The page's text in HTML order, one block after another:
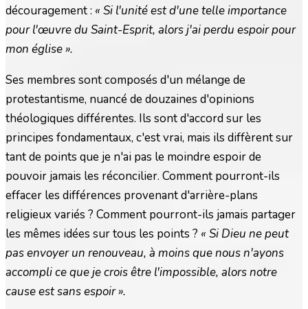
découragement : « Si l'unité est d'une telle importance
pour l'œuvre du Saint-Esprit, alors j'ai perdu espoir pour
mon église ».
Ses membres sont composés d'un mélange de
protestantisme, nuancé de douzaines d'opinions
théologiques différentes. Ils sont d'accord sur les
principes fondamentaux, c'est vrai, mais ils diffèrent sur
tant de points que je n'ai pas le moindre espoir de
pouvoir jamais les réconcilier. Comment pourront-ils
effacer les différences provenant d'arrière-plans
religieux variés ? Comment pourront-ils jamais partager
les mêmes idées sur tous les points ? « Si Dieu ne peut
pas envoyer un renouveau, à moins que nous n'ayons
accompli ce que je crois être l'impossible, alors notre
cause est sans espoir ».